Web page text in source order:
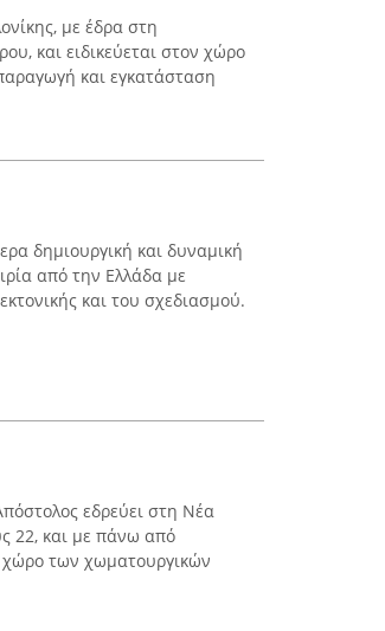
με έδρα στη
και ειδικεύεται στον χώρο
και εγκατάσταση
δημιουργική και δυναμική
από την Ελλάδα με
και του σχεδιασμού.
εδρεύει στη Νέα
22, και με πάνω από
χώρο των χωματουργικών